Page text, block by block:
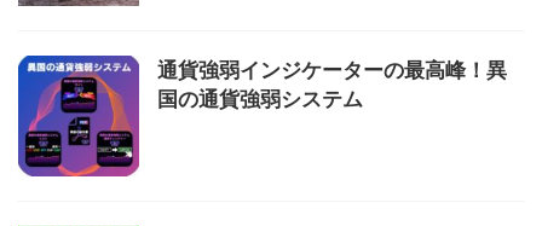
通貨強弱インジケーターの最高峰！異
国の通貨強弱システム